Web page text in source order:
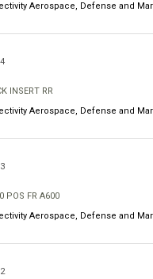
Aerospace, Defense and
INSERT RR
Aerospace, Defense and
POS FR A600
Aerospace, Defense and